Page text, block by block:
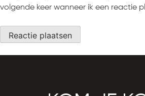
volgende keer wanneer ik een reactie